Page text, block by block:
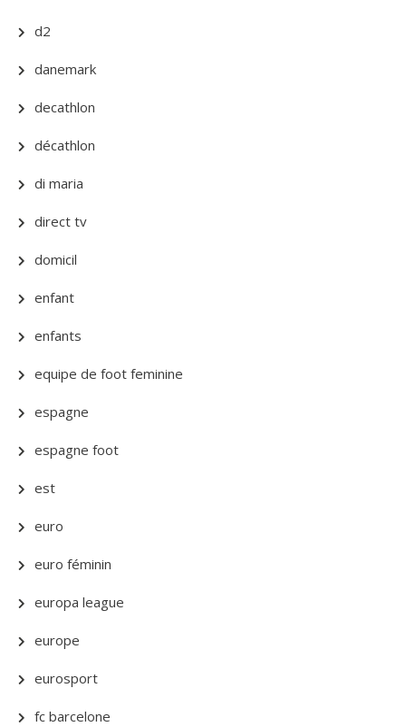
d2
danemark
decathlon
décathlon
di maria
direct tv
domicil
enfant
enfants
equipe de foot feminine
espagne
espagne foot
est
euro
euro féminin
europa league
europe
eurosport
fc barcelone